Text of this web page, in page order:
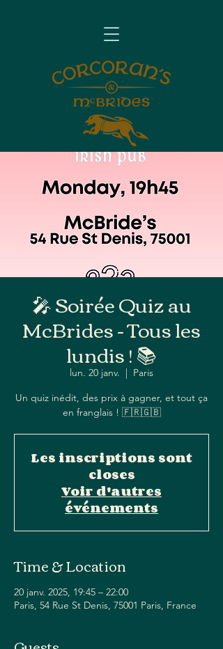
🎤 Soirée Quiz au
McBrides - Tous les
lundis ! 📚
lun. 20 janv.
  |
Paris
Un quiz inédit, des prix à gagner, et tout ça
en franglais ! 🇫🇷🇬🇧
Les inscriptions sont
closes
Voir d'autres
événements
Time & Location
20 janv. 2025, 19:45 – 22:00
Paris, 54 Rue St Denis, 75001 Paris, France